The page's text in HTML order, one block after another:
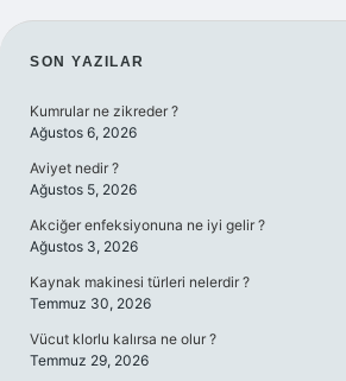
SIDEBAR
SON YAZILAR
Kumrular ne zikreder ?
Ağustos 6, 2026
Aviyet nedir ?
Ağustos 5, 2026
Akciğer enfeksiyonuna ne iyi gelir ?
Ağustos 3, 2026
Kaynak makinesi türleri nelerdir ?
Temmuz 30, 2026
Vücut klorlu kalırsa ne olur ?
Temmuz 29, 2026